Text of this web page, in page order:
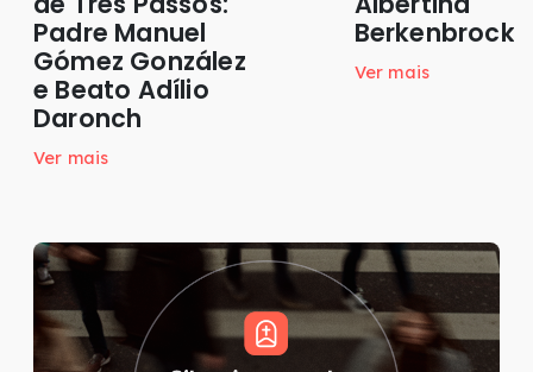
Padre Manuel
Gómez González
e Beato Adílio
Daronch
Ver mais
Berkenbrock
Ver mais